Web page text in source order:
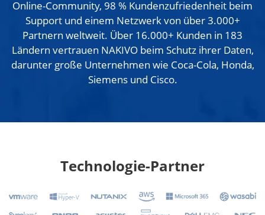
Online-Community, 98 % Kundenzufriedenheit beim
Support und einem Netzwerk von über 3.000+
Partnern weltweit. Über 16.000+ Kunden in 183
Ländern vertrauen NAKIVO beim Schutz ihrer Daten,
darunter große Unternehmen wie Coca-Cola, Honda,
Siemens und Cisco.
Technologie-Partner